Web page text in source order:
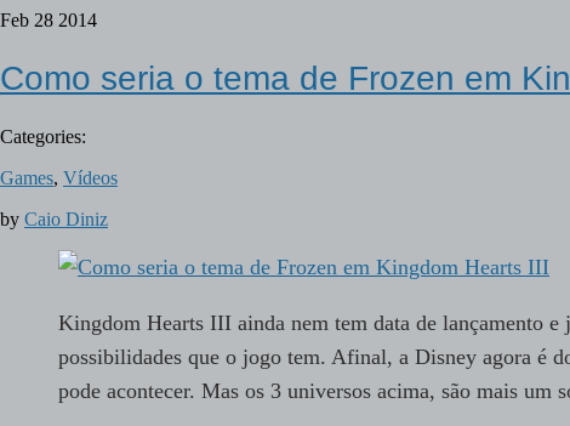
Feb 28 2014
Como seria o tema de Frozen em
Categories:
Games, Vídeos
by Caio Diniz
Kingdom Hearts III ainda nem tem data de lançamento e
possibilidades que o jogo tem. Afinal, a Disney agora é
pode acontecer. Mas os 3 universos acima, são mais um